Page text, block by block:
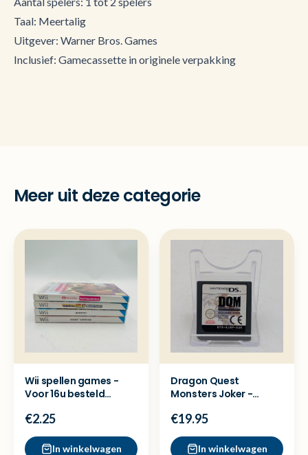
Taal: Meertalig
Uitgever: Warner Bros. Games
Inclusief: Gamecassette in originele verpakking
Meer uit deze categorie
Wii spellen games -
Voor 16u besteld
verzonden
€2.25
In winkelwagen
Dragon Quest
Monsters Joker -
los
€19.95
In winkelwagen